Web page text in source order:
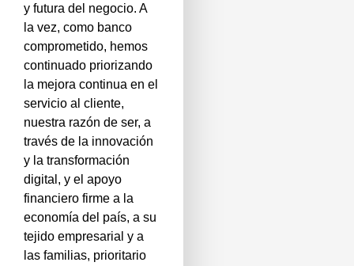
y futura del negocio. A
la vez, como banco
comprometido, hemos
continuado priorizando
la mejora continua en el
servicio al cliente,
nuestra razón de ser, a
través de la innovación
y la transformación
digital, y el apoyo
financiero firme a la
economía del país, a su
tejido empresarial y a
las familias, prioritario